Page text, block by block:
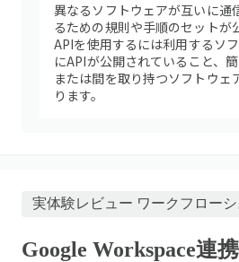
異なるソフトウェアが互いに通
るための規則や手順のセットが
APIを使用するには利用するソ
にAPIが公開されていること、
または間を取り持つソフトウェ
ります。
実体験レビュー ワークフロー
Google Workspace連